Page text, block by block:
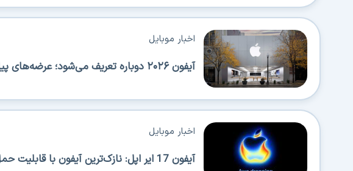
آیفون ۲۰۲۶ دوباره تعریف می‌شود؛ عرضه‌های پیاپی اپل همه را شگفت‌زده می‌کند!
اخبار موبایل
آیفون 17 ایر اپل: نازک‌ترین آیفون با قابلیت حمل بالا اما محدودیت‌هایی هم دارد
اخبار موبایل